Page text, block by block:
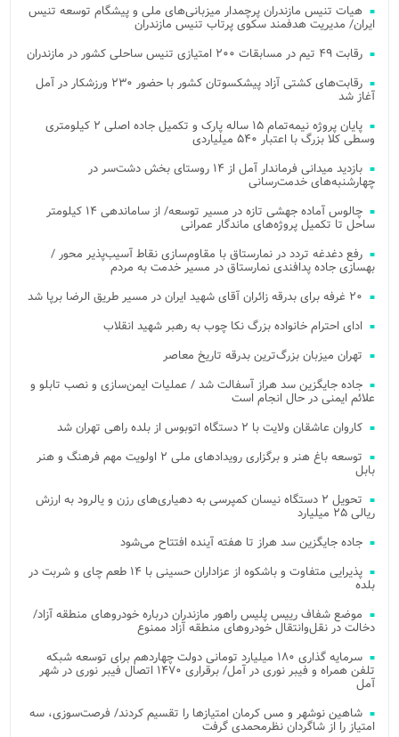
هیات تنیس مازندران پرچمدار میزبانی‌های ملی و پیشگام توسعه تنیس
ایران/ مدیریت هدفمند سکوی پرتاب تنیس مازندران
رقابت ۴۹ تیم در مسابقات ۲۰۰ امتیازی تنیس ساحلی کشور در مازندران
رقابت‌های کشتی آزاد پیشکسوتان کشور با حضور ۲۳۰ ورزشکار در آمل
آغاز شد
پایان پروژه نیمه‌تمام ۱۵ ساله پارک و تکمیل جاده اصلی ۲ کیلومتری
وسطی کلا بزرگ با اعتبار ۵۴۰ میلیاردی
بازدید میدانی فرماندار آمل از ۱۴ روستای بخش دشت‌سر در
چهارشنبه‌های خدمت‌رسانی
چالوس آماده جهشی تازه در مسیر توسعه/ از ساماندهی ۱۴ کیلومتر
ساحل تا تکمیل پروژه‌های ماندگار عمرانی
رفع دغدغه تردد در نمارستاق با مقاوم‌سازی نقاط آسیب‌پذیر محور /
بهسازی جاده پدافندی نمارستاق در مسیر خدمت به مردم
۲۰ غرفه برای بدرقه زائران آقای شهید ایران در مسیر طریق الرضا برپا شد
ادای احترام خانواده بزرگ نکا چوب به رهبر شهید انقلاب
تهران میزبان بزرگ‌ترین بدرقه تاریخ معاصر
جاده جایگزین سد هراز آسفالت شد / عملیات ایمن‌سازی و نصب تابلو و
علائم ایمنی در حال انجام است
کاروان عاشقان ولایت با ۲ دستگاه اتوبوس از بلده راهی تهران شد
توسعه باغ هنر و برگزاری رویدادهای ملی ۲ اولویت مهم فرهنگ و هنر
بابل
تحویل ۲ دستگاه نیسان کمپرسی به دهیاری‌های رزن و یالرود به ارزش
ریالی ۲۵ میلیارد
جاده جایگزین سد هراز تا هفته آینده افتتاح می‌شود
پذیرایی متفاوت و باشکوه از عزاداران حسینی با ۱۴ طعم چای و شربت در
بلده
موضع شفاف رییس پلیس راهور مازندران درباره خودروهای منطقه آزاد/
دخالت در نقل‌وانتقال خودروهای منطقه آزاد ممنوع
سرمایه گذاری ۱۸۰ میلیارد تومانی دولت چهاردهم برای توسعه شبکه
تلفن همراه و فیبر نوری در آمل/ برقراری ۱۴۷۰ اتصال فیبر نوری در شهر
آمل
شاهین نوشهر و مس کرمان امتیازها را تقسیم کردند/ فرصت‌سوزی، سه
امتیاز را از شاگردان نظرمحمدی گرفت